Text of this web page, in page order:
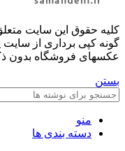
کليه حقوق اين سايت
گونه کپی برداری از سایت
عکسهای فروشگاه بدون
بستن
منو
دسته بندی ها